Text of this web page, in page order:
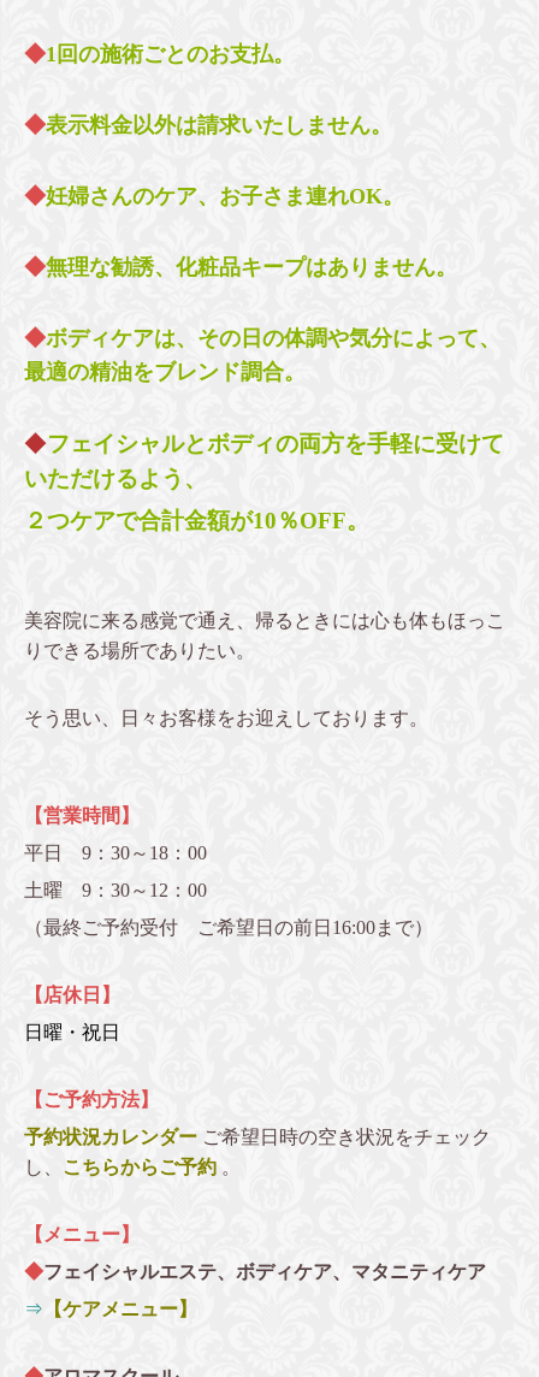
◆1回の施術ごとのお支払。
◆表示料金以外は請求いたしません。
◆妊婦さんのケア、お子さま連れOK。
◆無理な勧誘、化粧品キープはありません。
◆ボディケアは、その日の体調や気分によって、
最適の精油をブレンド調合。
◆フェイシャルとボディの両方を手軽に受けて
いただけるよう、
２つケアで合計金額が10％OFF。
美容院に来る感覚で通え、帰るときには心も体もほっこ
りできる場所でありたい。
そう思い、日々お客様をお迎えしております。
【営業時間】
平日 9：30～18：00
土曜 9：30～12：00
（最終ご予約受付 ご希望日の前日16:00まで）
【店休日】
日曜・祝日
【ご予約方法】
予約状況カレンダー ご希望日時の空き状況をチェック
し、
こちらからご予約 。
【メニュー】
◆フェイシャルエステ、ボディケア、マタニティケア
⇒ 【ケアメニュー】